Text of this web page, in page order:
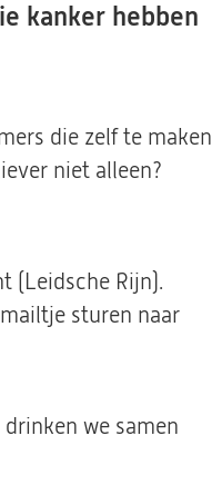
kanker hebben
die zelf te maken
niet alleen?
(Leidsche Rijn).
sturen naar
we samen